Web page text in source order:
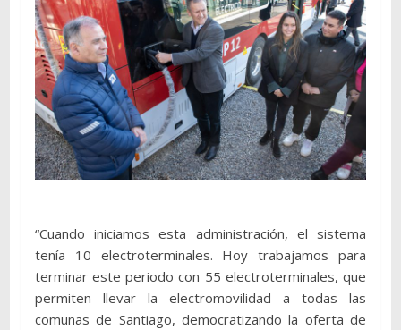
“Cuando iniciamos esta administración, el sistema
tenía 10 electroterminales. Hoy trabajamos para
terminar este periodo con 55 electroterminales, que
permiten llevar la electromovilidad a todas las
comunas de Santiago, democratizando la oferta de